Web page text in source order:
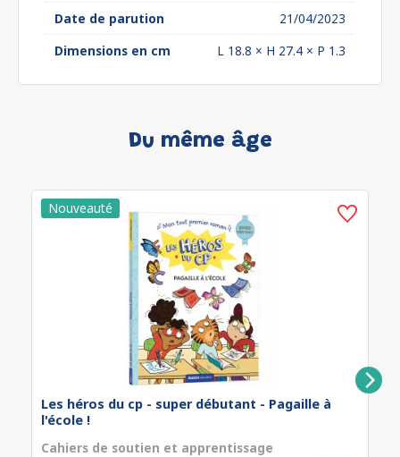
Date de parution
21/04/2023
Dimensions en cm
L 18.8 × H 27.4 × P 1.3
Du même âge
Les héros du cp - super débutant - Pagaille à
l'école !
Cahiers de soutien et apprentissage